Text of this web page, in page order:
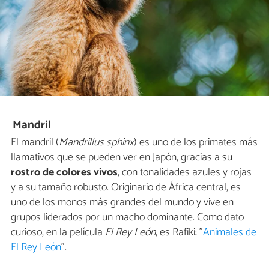
Mandril
El mandril (Mandrillus sphinx) es uno de los primates más
llamativos que se pueden ver en Japón, gracias a su
rostro de colores vivos, con tonalidades azules y rojas
y a su tamaño robusto. Originario de África central, es
uno de los monos más grandes del mundo y vive en
grupos liderados por un macho dominante. Como dato
curioso, en la película El Rey León, es Rafiki: "Animales de
El Rey León".